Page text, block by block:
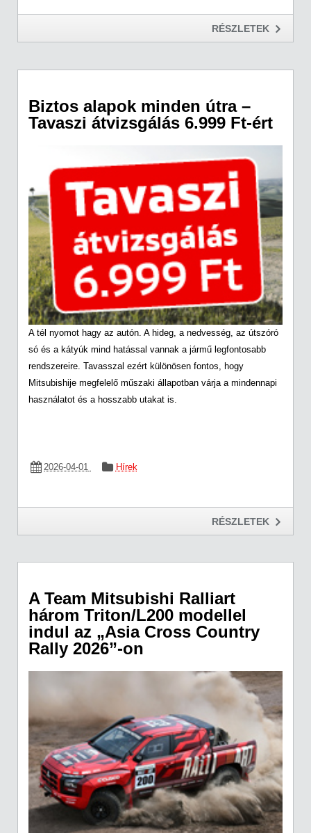
RÉSZLETEK
Biztos alapok minden útra –
Tavaszi átvizsgálás 6.999 Ft-ért
A tél nyomot hagy az autón. A hideg, a nedvesség, az útszóró
só és a kátyúk mind hatással vannak a jármű legfontosabb
rendszereire. Tavasszal ezért különösen fontos, hogy
Mitsubishije megfelelő műszaki állapotban várja a mindennapi
használatot és a hosszabb utakat is.
2026-04-01 Hírek
RÉSZLETEK
A Team Mitsubishi Ralliart
három Triton/L200 modellel
indul az „Asia Cross Country
Rally 2026”-on